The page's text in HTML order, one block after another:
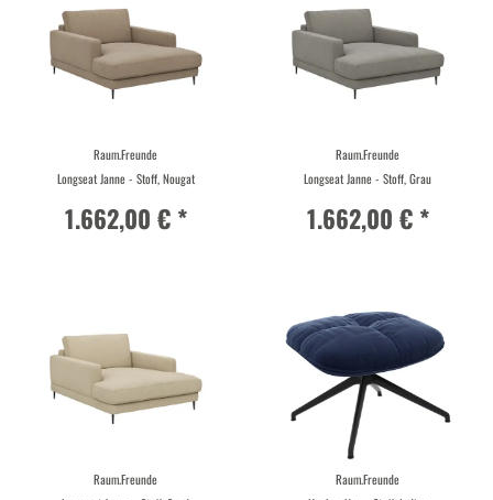
Raum.Freunde
Longseat Janne - Stoff, Nougat
1.662,00 € *
Raum.Freunde
Longseat Janne - Stoff, Grau
1.662,00 € *
Raum.Freunde
Raum.Freunde